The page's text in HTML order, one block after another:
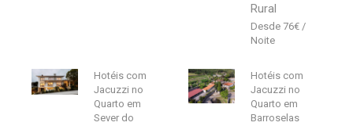
Rural
76€
Hotéis com
Jacuzzi no
Quarto em
Sever do
Hotéis com
Jacuzzi no
Quarto em
Barroselas